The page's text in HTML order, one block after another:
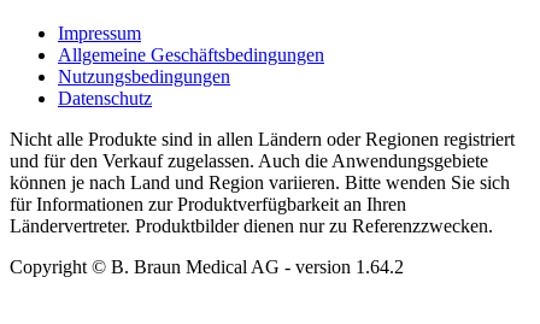
Impressum
Allgemeine Geschäftsbedingungen
Nutzungsbedingungen
Datenschutz
Nicht alle Produkte sind in allen Ländern oder Regionen registriert
und für den Verkauf zugelassen. Auch die Anwendungsgebiete
können je nach Land und Region variieren. Bitte wenden Sie sich
für Informationen zur Produktverfügbarkeit an Ihren
Ländervertreter. Produktbilder dienen nur zu Referenzzwecken.
Copyright © B. Braun Medical AG - version 1.64.2